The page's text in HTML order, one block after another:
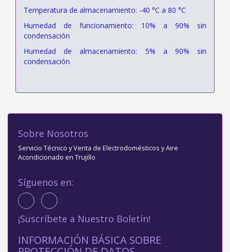
Temperatura de almacenamiento: -40 °C a 80 °C
Humedad de funcionamiento: 10% a 90% sin
condensación
Humedad de almacenamiento: 5% a 90% sin
condensación
Sobre Nosotros
Servicio Técnico y Venta de Electrodomésticos y Aire
Acondicionado en Trujillo
Síguenos en:
¡Suscríbete a Nuestro Boletín!
INFORMACIÓN BÁSICA SOBRE